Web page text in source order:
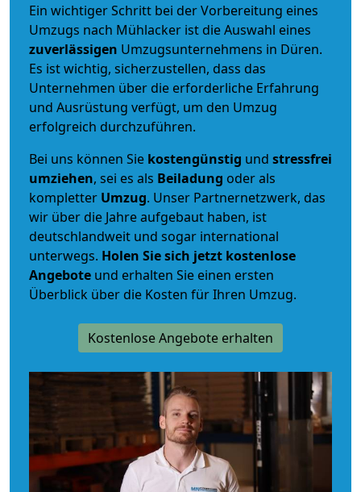
Ein wichtiger Schritt bei der Vorbereitung eines
Umzugs nach Mühlacker ist die Auswahl eines
zuverlässigen Umzugsunternehmens in Düren.
Es ist wichtig, sicherzustellen, dass das
Unternehmen über die erforderliche Erfahrung
und Ausrüstung verfügt, um den Umzug
erfolgreich durchzuführen.
Bei uns können Sie kostengünstig und stressfrei
umziehen, sei es als Beiladung oder als
kompletter Umzug. Unser Partnernetzwerk, das
wir über die Jahre aufgebaut haben, ist
deutschlandweit und sogar international
unterwegs. Holen Sie sich jetzt kostenlose
Angebote und erhalten Sie einen ersten
Überblick über die Kosten für Ihren Umzug.
Kostenlose Angebote erhalten